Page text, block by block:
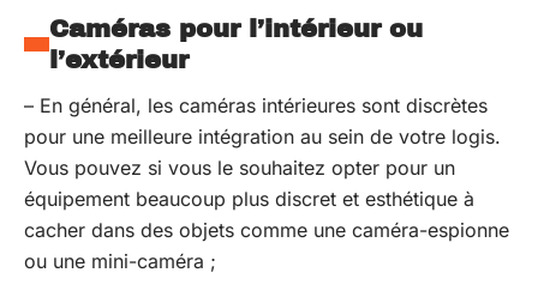
Caméras pour l’intérieur ou
l’extérieur
– En général, les caméras intérieures sont discrètes
pour une meilleure intégration au sein de votre logis.
Vous pouvez si vous le souhaitez opter pour un
équipement beaucoup plus discret et esthétique à
cacher dans des objets comme une caméra-espionne
ou une mini-caméra ;